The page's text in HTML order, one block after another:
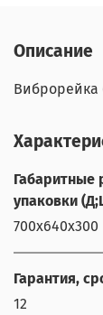
Описание
Виброрейка
Габаритные
упаковки
700х640х300
Гарантия,
12